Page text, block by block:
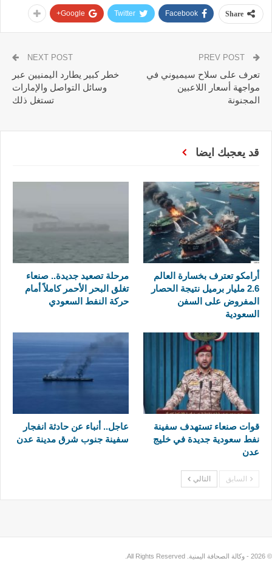
Share
Facebook
Twitter
Google+
تعرف على سلاح سيميوني في
مواجهة أسعار اللاعبين
المجنونة
NEXT POST
خطر كبير يطارد اليمنيين عبر
وسائل التواصل والإمارات
تستغل ذلك
قد يعجبك ايضا
أرامكو تعترف بخسارة العالم
2.6 مليار برميل نتيجة الحصار
المفروض على السفن
السعودية
مرحلة تصعيد جديدة.. صنعاء
تغلق البحر الأحمر كاملاً أمام
حركة النفط السعودي
قوات صنعاء تستهدف سفينة
نفط سعودية جديدة في خليج
عدن
عاجل.. أنباء عن حادثة انفجار
سفينة جنوب شرق مدينة عدن
السابق التالي
© 2026 - وكالة الصحافة اليمنية. All Rights Reserved.